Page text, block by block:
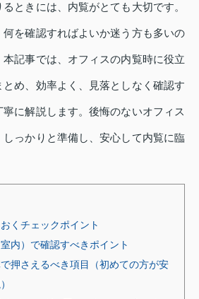
ときには、内覧がとても大切です。
何を確認すればよいか迷う方も多いの
記事では、オフィスの内覧時に役立
め、効率よく、見落としなく確認す
に解説します。後悔のないオフィス
っかりと準備し、安心して内覧に臨
くチェックポイント
内）で確認すべきポイント
押さえるべき項目（初めての方が安